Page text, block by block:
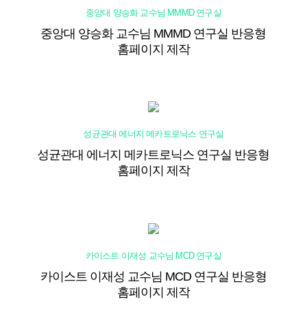
중앙대 양승화 교수님 MMMD 연구실
중앙대 양승화 교수님 MMMD 연구실 반응형
홈페이지 제작
성균관대 에너지 메카트로닉스 연구실
성균관대 에너지 메카트로닉스 연구실 반응형
홈페이지 제작
카이스트 이재성 교수님 MCD 연구실
카이스트 이재성 교수님 MCD 연구실 반응형
홈페이지 제작